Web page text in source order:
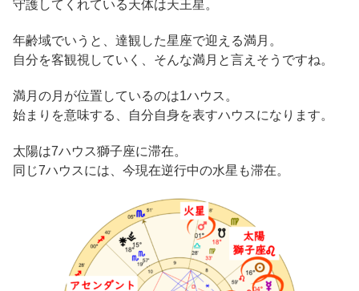
守護してくれている天体は天王星。
年齢域でいうと、達観した星座で迎える満月。
自分を客観視していく、そんな満月と言えそうですね。
満月の月が位置しているのは1ハウス。
始まりを意味する、自分自身を表すハウスになります。
太陽は7ハウス獅子座に滞在。
同じ7ハウスには、今現在逆行中の水星も滞在。